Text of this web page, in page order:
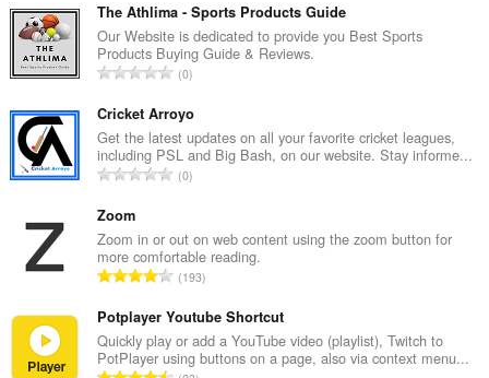
ว
น
ค
ะ
น
น
ร
ว
ทั้
ง
ห
ด
:
The Athlima - Sports Products Guide
Our Website is dedicated to provide you Best Sports
Products Buying Guide & Reviews.
จำ
ว
น
ค
ะ
น
ร
ว
ม
ทั้
ง
0
Cricket Arroyo
Get the latest updates on all your favorite cricket leagues,
including PSL and Big Bash, on our website. Stay informe...
จำ
น
ค
ะ
น
น
ร
0
Zoom
Zoom in or out on web content using the zoom button for
more comfortable reading.
จำ
ว
น
ค
193
Potplayer Youtube Shortcut
Quickly play or add a YouTube video (playlist), Twitch to
PotPlayer using buttons on a page, also via context menu...